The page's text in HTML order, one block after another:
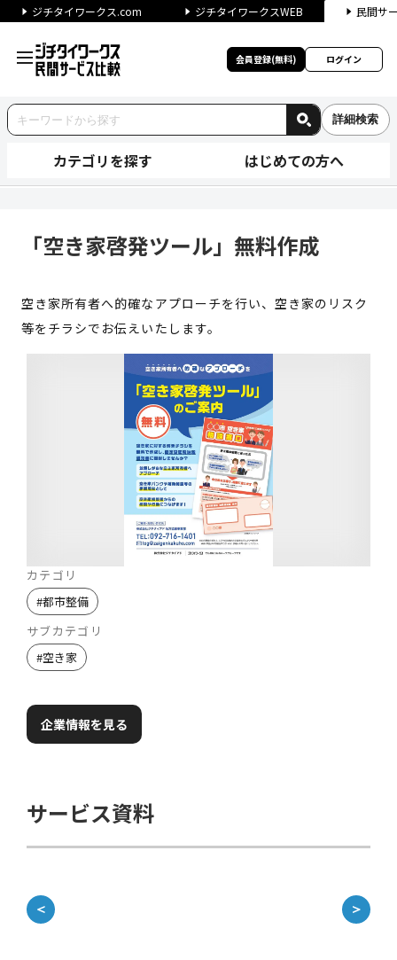
ジチタイワークス.com ジチタイワークスWEB 民間サ
会員登録(無料) ログイン
詳細検索
カテゴリを探す はじめての方へ
「空き家啓発ツール」無料作成
空き家所有者へ的確なアプローチを行い、空き家のリスク
等をチラシでお伝えいたします。
カテゴリ
#都市整備
サブカテゴリ
#空き家
企業情報を見る
サービス資料
＜ ＞